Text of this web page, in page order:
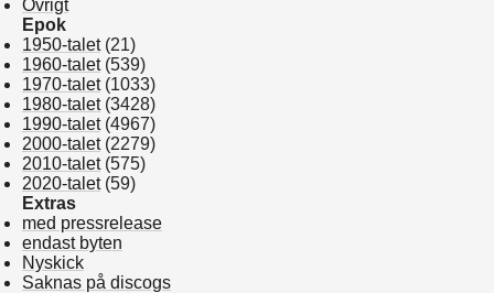
Övrigt
Epok
1950-talet(21)
1960-talet(539)
1970-talet(1033)
1980-talet(3428)
1990-talet(4967)
2000-talet(2279)
2010-talet(575)
2020-talet(59)
Extras
med pressrelease
endast byten
Nyskick
Saknas på discogs